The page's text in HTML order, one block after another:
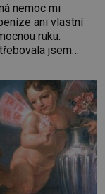
nemoc mi
ani vlastní
ruku.
jsem
odešla z rodného